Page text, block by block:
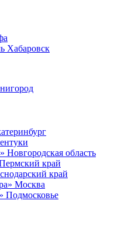
Хабаровск
Новгородская область
край
край
Москва
Подмосковье